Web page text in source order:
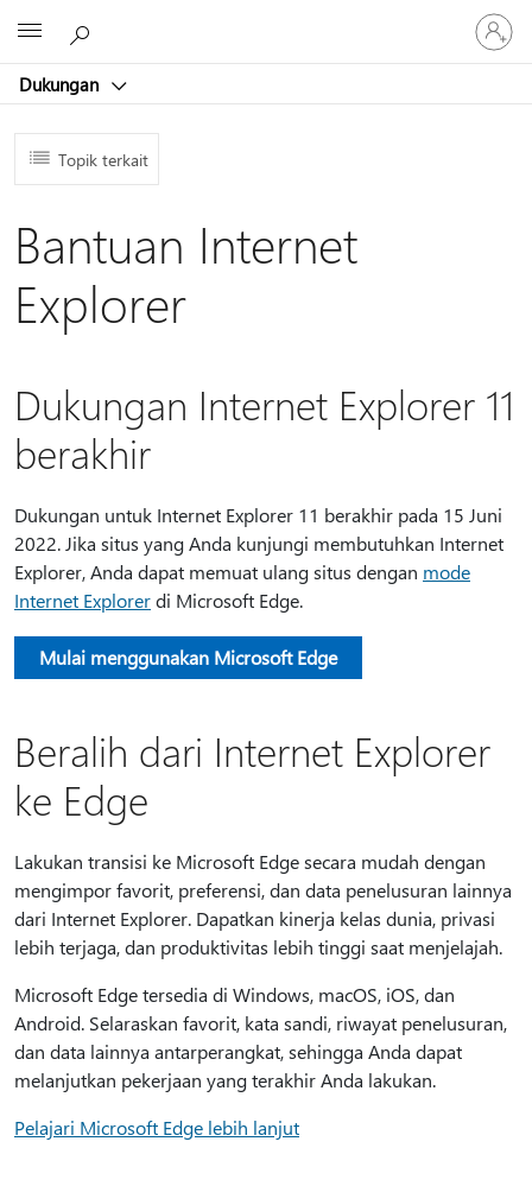
Dukungan
Masuk
ke
akun
Topik terkait
Bantuan Internet
Explorer
Dukungan Internet Explorer 11
berakhir
Dukungan untuk Internet Explorer 11 berakhir pada 15 Juni
2022. Jika situs yang Anda kunjungi membutuhkan Internet
Explorer, Anda dapat memuat ulang situs dengan mode
Internet Explorerdi Microsoft Edge.
Mulai menggunakan Microsoft Edge
Beralih dari Internet Explorer
ke Edge
Lakukan transisi ke Microsoft Edge secara mudah dengan
mengimpor favorit, preferensi, dan data penelusuran lainnya
dari Internet Explorer. Dapatkan kinerja kelas dunia, privasi
lebih terjaga, dan produktivitas lebih tinggi saat menjelajah.
Microsoft Edge tersedia di Windows, macOS, iOS, dan
Android. Selaraskan favorit, kata sandi, riwayat penelusuran,
dan data lainnya antarperangkat, sehingga Anda dapat
melanjutkan pekerjaan yang terakhir Anda lakukan.
Pelajari Microsoft Edge lebih lanjut